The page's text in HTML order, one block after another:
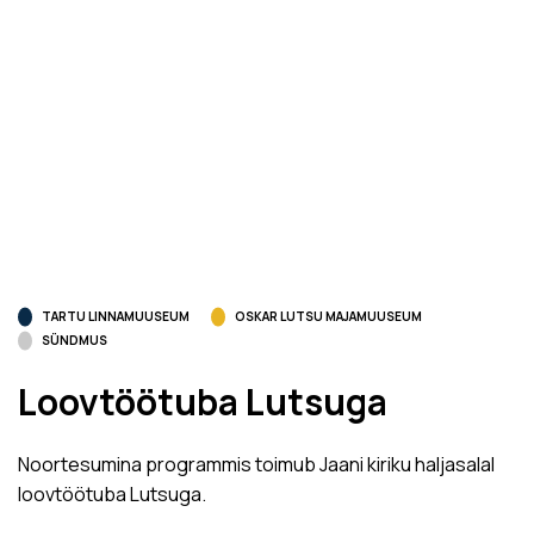
TARTU LINNAMUUSEUM
OSKAR LUTSU MAJAMUUSEUM
SÜNDMUS
Loovtöötuba Lutsuga
Noortesumina programmis toimub Jaani kiriku haljasalal
loovtöötuba Lutsuga.